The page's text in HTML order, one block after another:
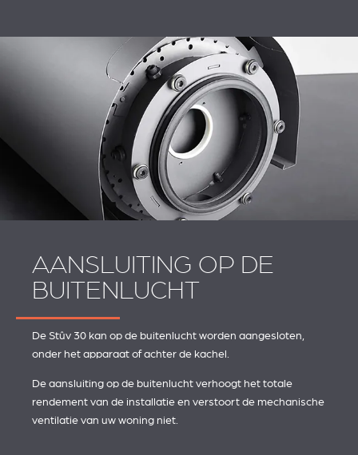
AANSLUITING OP DE
BUITENLUCHT
De Stûv 30 kan op de buitenlucht worden aangesloten,
onder het apparaat of achter de kachel.
De aansluiting op de buitenlucht verhoogt het totale
rendement van de installatie en verstoort de mechanische
ventilatie van uw woning niet.